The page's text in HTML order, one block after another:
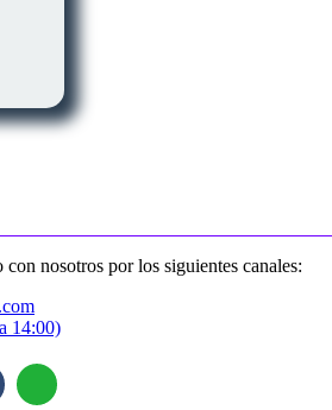
con nosotros por los siguientes canales:
14:00)